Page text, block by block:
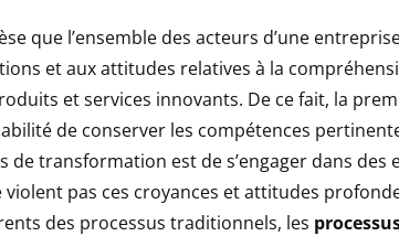
que l’ensemble des acteurs d’une
et aux attitudes relatives à la
et services innovants. De ce fait, la
de conserver les compétences
de transformation est de s’engager dans des
pas ces croyances et attitudes
des processus traditionnels, les